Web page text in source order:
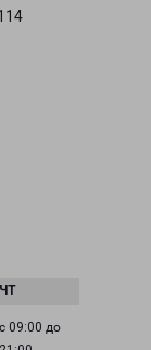
с 09:00 до